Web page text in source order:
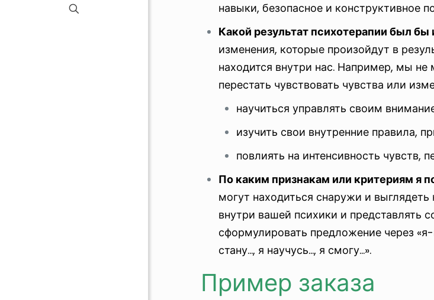
навыки, безопасное и конструктивное
Какой результат психотерапии был
изменения, которые произойдут в
находится внутри нас. Например, мы
перестать чувствовать чувства или
научиться управлять своим
изучить свои внутренние правила,
повлиять на интенсивность
По каким признакам или критериям я
могут находиться снаружи и
внутри вашей психики и представлять
сформулировать предложение через
стану…, я научусь…, я смогу…».
Пример заказа